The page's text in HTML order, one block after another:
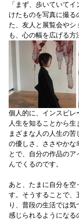
「 まず、歩いていてイ
けたものを写真に撮る
た、友人と展覧会やシ
も、心の幅を広げる方
個人的に、インスピレ
人生を知ることから生
まざまな人の人生の
の優しさ、ささやかな
とで、自分の作品の
んでくるのです。
あと、たまに自分を空
す。そうすることで、
り、普段の生活では
感じられるようになる